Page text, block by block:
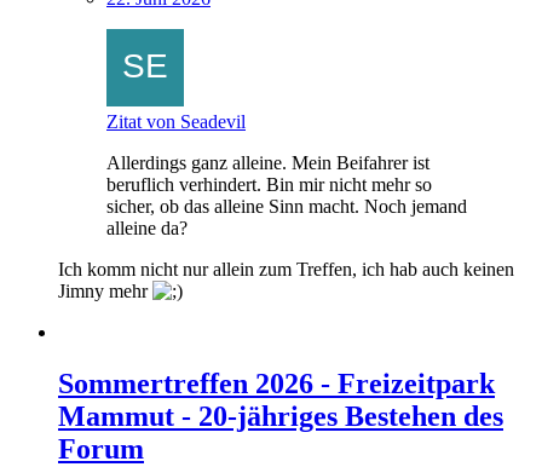
Zitat von Seadevil
Allerdings ganz alleine. Mein Beifahrer ist
beruflich verhindert. Bin mir nicht mehr so
sicher, ob das alleine Sinn macht. Noch jemand
alleine da?
Ich komm nicht nur allein zum Treffen, ich hab auch keinen
Jimny mehr
Sommertreffen 2026 - Freizeitpark
Mammut - 20-jähriges Bestehen des
Forum